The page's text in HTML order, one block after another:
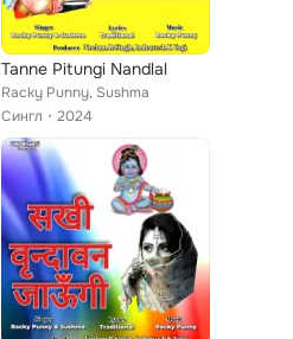
Tanne Pitungi Nandlal
Racky Punny, Sushma
Сингл
2024